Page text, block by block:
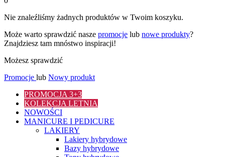
Nie znaleźliśmy żadnych produktów w Twoim koszyku.
Może warto sprawdzić nasze promocje lub nowe produkty?
Znajdziesz tam mnóstwo inspiracji!
Możesz sprawdzić
Promocje lub Nowy produkt
PROMOCJA 3+3
KOLEKCJA LETNIA
NOWOŚCI
MANICURE I PEDICURE
LAKIERY
Lakiery hybrydowe
Bazy hybrydowe